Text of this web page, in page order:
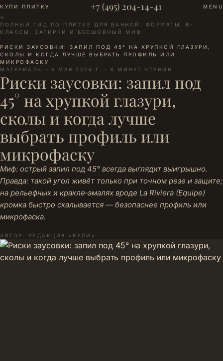
КУПИ ПЛИТКУ +7 (495) 204-14-41
MENU
←
ПОЛНЫЙ ГИД ПО ПЛИТКЕ ДЛЯ ВАННОЙ: ФОРМАТЫ, R-
КЛАССЫ, ЗАТИРКИ И БЕСШОВНЫЙ МИФ
·
РИСКИ ЗАУСОВКИ: ЗАПИЛ ПОД 45° НА ХРУПКОЙ ГЛАЗУРИ,
СКОЛЫ И КОГДА ЛУЧШЕ ВЫБРАТЬ ПРОФИЛЬ ИЛИ
МИКРОФАСКУ
МАТЕРИАЛЫ · 6 МАЯ 2026 Г. · 6 МИНУТ ЧТЕНИЯ
Риски заусовки: запил под
45° на хрупкой глазури,
сколы и когда лучше
выбрать профиль или
микрофаску
Миф: острый запил под 45° всегда выглядит выигрышно.
Правда: такой угол живёт только при точном резе и защите;
на рельефных и кракле‑эмалях вроде La Riviera (Equipe)
кромка быстро скалывается — безопаснее профиль или
микрофаска.
АВТОР: РЕДАКЦИЯ «КУПИ»